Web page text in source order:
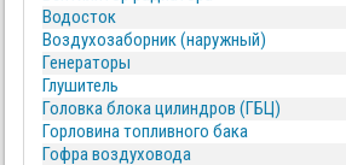
Водосток
Воздухозаборник (наружный)
Генераторы
Глушитель
Головка блока цилиндров (ГБЦ)
Горловина топливного бака
Гофра воздуховода